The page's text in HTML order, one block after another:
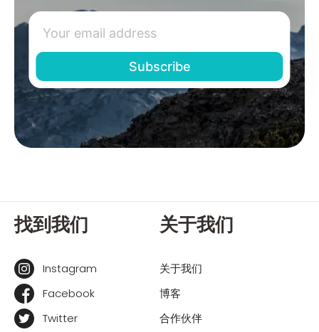
找到我们
Instagram
Facebook
Twitter
关于我们
关于我们
博客
合作伙伴